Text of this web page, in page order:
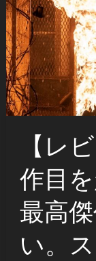
【レ
作目
最高
い。